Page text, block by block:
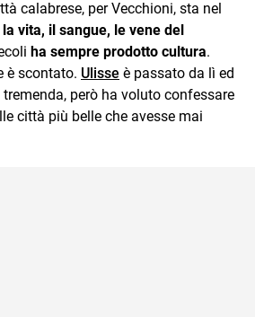
calabrese, per Vecchioni, sta nel
vita, il sangue, le vene del
ha sempre prodotto cultura.
è scontato. Ulisse è passato da lì ed
però ha voluto confessare
città più belle che avesse mai